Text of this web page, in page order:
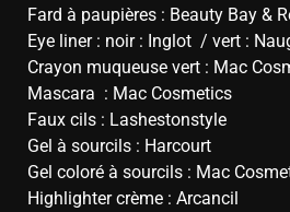
Fard à paupières : Beauty Bay &
Eye liner : noir : Inglot / vert :
Crayon muqueuse vert : Mac
Mascara : Mac Cosmetics
Faux cils : Lashestonstyle
Gel à sourcils : Harcourt
Gel coloré à sourcils : Mac
Highlighter crème : Arcancil